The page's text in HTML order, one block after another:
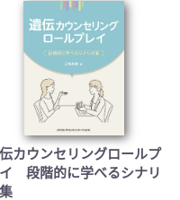
カウンセリングロールプ
段階的に学べるシナリ